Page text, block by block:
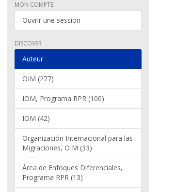
MON COMPTE
Ouvrir une session
DISCOVER
Auteur
OIM (277)
IOM, Programa RPR (100)
IOM (42)
Organización Internacional para las
Migraciones, OIM (33)
Área de Enfoques Diferenciales,
Programa RPR (13)